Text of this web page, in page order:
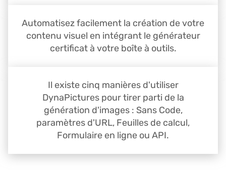
Automatisez facilement la création de votre
contenu visuel en intégrant le générateur
certificat à votre boîte à outils.
Il existe cinq manières d'utiliser
DynaPictures pour tirer parti de la
génération d'images : Sans Code,
paramètres d'URL, Feuilles de calcul,
Formulaire en ligne ou API.